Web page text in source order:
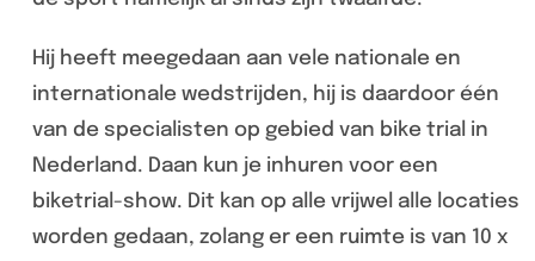
Hij heeft meegedaan aan vele nationale en
internationale wedstrijden, hij is daardoor één
van de specialisten op gebied van bike trial in
Nederland. Daan kun je inhuren voor een
biketrial-show. Dit kan op alle vrijwel alle locaties
worden gedaan, zolang er een ruimte is van 10 x